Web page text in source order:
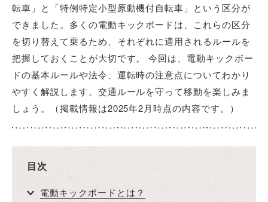
転車」と「特例特定小型原動機付自転車」という区分が
できました。多くの電動キックボードは、これらの区分
を切り替えて乗るため、それぞれに適用されるルールを
把握しておくことが大切です。 今回は、電動キックボー
ドの基本ルールや法令、運転時の注意点についてわかり
やすく解説します。交通ルールを守って移動を楽しみま
しょう。（掲載情報は2025年2月時点の内容です。）
目次
電動キックボードとは？